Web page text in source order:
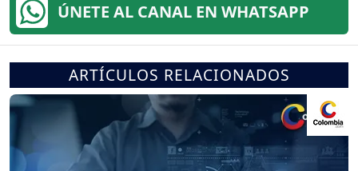
ÚNETE AL CANAL EN WHATSAPP
ARTÍCULOS RELACIONADOS